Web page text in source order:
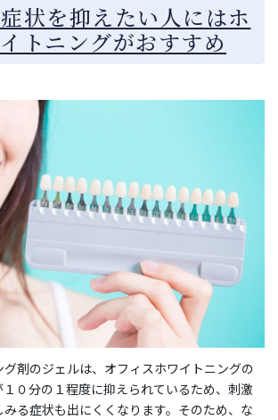
状を抑えたい人にはホ
トニングがおすすめ
剤のジェルは、オフィスホワイトニングの
０分の１程度に抑えられているため、刺激
る症状も出にくくなります。そのため、な